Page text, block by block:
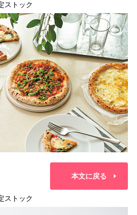
ストック
本文に戻る
ストック